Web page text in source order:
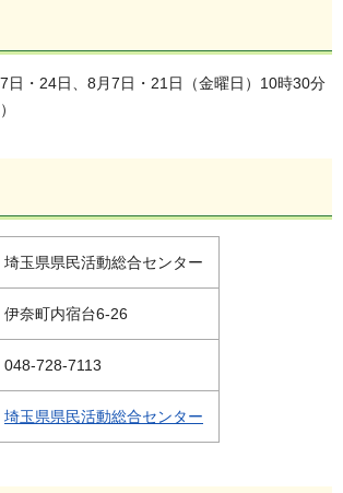
日・24日、8月7日・21日（金曜日）10時30分
埼玉県県民活動総合センター
伊奈町内宿台6-26
048-728-7113
埼玉県県民活動総合センター